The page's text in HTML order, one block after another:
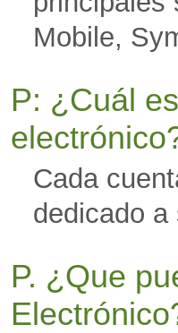
Mobile,
P: ¿Cuál
Cada
dedicado
P. ¿Que